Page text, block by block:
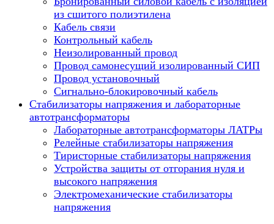
из сшитого полиэтилена
Кабель связи
Контрольный кабель
Неизолированный провод
Провод самонесущий изолированный СИП
Провод установочный
Сигнально-блокировочный кабель
Стабилизаторы напряжения и лабораторные
автотрансформаторы
Лабораторные автотрансформаторы ЛАТРы
Релейные стабилизаторы напряжения
Тиристорные стабилизаторы напряжения
Устройства защиты от отгорания нуля и
высокого напряжения
Электромеханические стабилизаторы
напряжения